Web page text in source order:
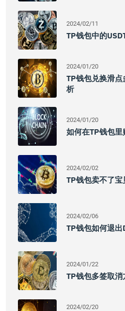
2024/02/11
TP钱包中的
2024/01/20
TP钱包兑换滑
析
2024/01/20
如何在TP钱包
2024/02/02
TP钱包卖不了宝
2024/02/06
TP钱包如何退
2024/01/22
TP钱包多签取消
2024/02/20